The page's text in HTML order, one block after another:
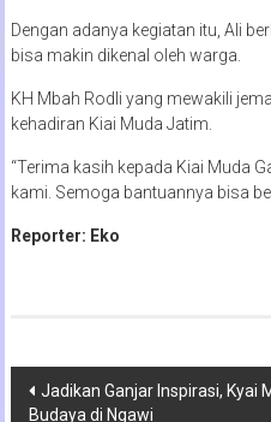
Dengan adanya kegiatan itu, Ali
bisa makin dikenal oleh warga.
KH Mbah Rodli yang mewakili
kehadiran Kiai Muda Jatim.
“Terima kasih kepada Kiai Muda
kami. Semoga bantuannya bisa
Reporter: Eko
Navigasi
Jadikan Ganjar Inspirasi, Kyai
Budaya di Ngawi